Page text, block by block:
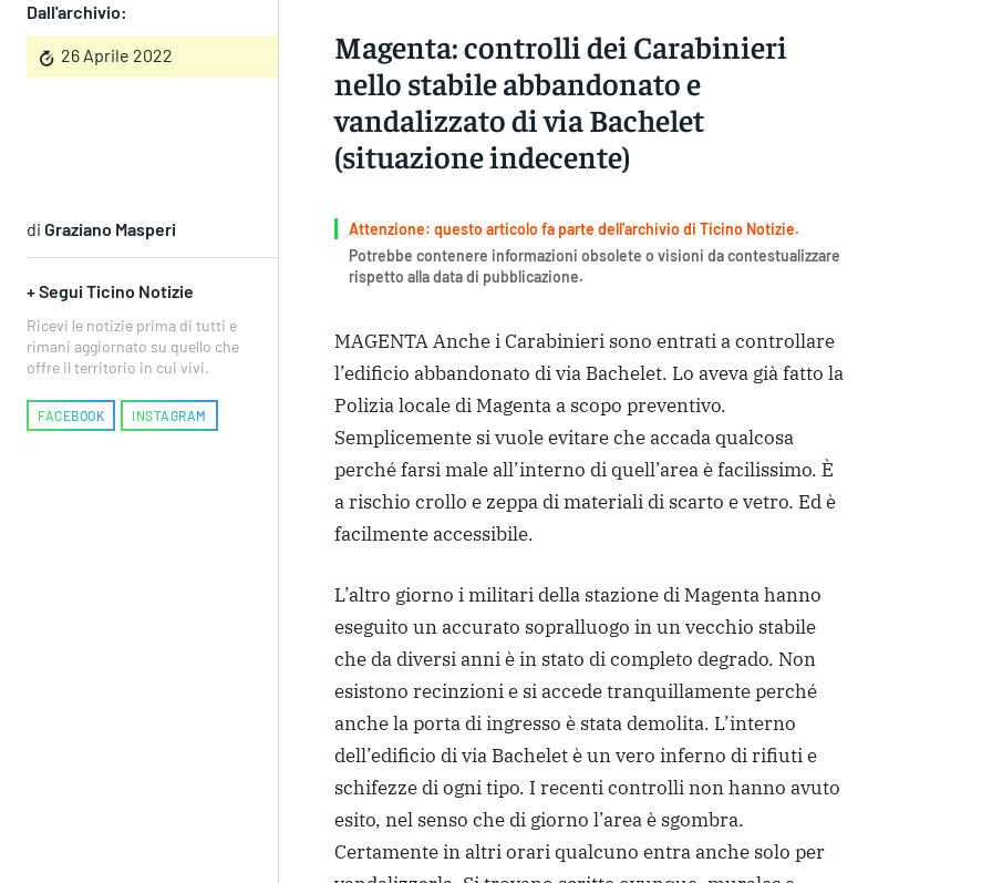
Dall'archivio:
26 Aprile 2022
Magenta: controlli dei Carabinieri
nello stabile abbandonato e
vandalizzato di via Bachelet
(situazione indecente)
di Graziano Masperi
+ Segui Ticino Notizie
Ricevi le notizie prima di tutti e
rimani aggiornato su quello che
offre il territorio in cui vivi.
FACEBOOK INSTAGRAM
Attenzione: questo articolo fa parte dell'archivio di Ticino Notizie.
Potrebbe contenere informazioni obsolete o visioni da contestualizzare
rispetto alla data di pubblicazione.
MAGENTA Anche i Carabinieri sono entrati a controllare
l’edificio abbandonato di via Bachelet. Lo aveva già fatto la
Polizia locale di Magenta a scopo preventivo.
Semplicemente si vuole evitare che accada qualcosa
perché farsi male all’interno di quell’area è facilissimo. È
a rischio crollo e zeppa di materiali di scarto e vetro. Ed è
facilmente accessibile.
L’altro giorno i militari della stazione di Magenta hanno
eseguito un accurato sopralluogo in un vecchio stabile
che da diversi anni è in stato di completo degrado. Non
esistono recinzioni e si accede tranquillamente perché
anche la porta di ingresso è stata demolita. L’interno
dell’edificio di via Bachelet è un vero inferno di rifiuti e
schifezze di ogni tipo. I recenti controlli non hanno avuto
esito, nel senso che di giorno l’area è sgombra.
Certamente in altri orari qualcuno entra anche solo per